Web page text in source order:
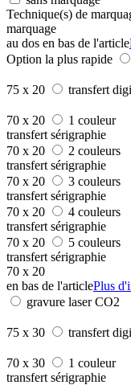
Technique(s) de
marquage
au dos en bas de l'article
Option la plus rapide
75 x 20 transfert
70 x 20
1 couleur
transfert sérigraphie
70 x 20
2 couleurs
transfert sérigraphie
70 x 20
3 couleurs
transfert sérigraphie
70 x 20
4 couleurs
transfert sérigraphie
70 x 20
5 couleurs
transfert sérigraphie
70 x 20
en bas de l'articlePlus
gravure laser CO2
75 x 30 transfert
70 x 30
1 couleur
transfert sérigraphie